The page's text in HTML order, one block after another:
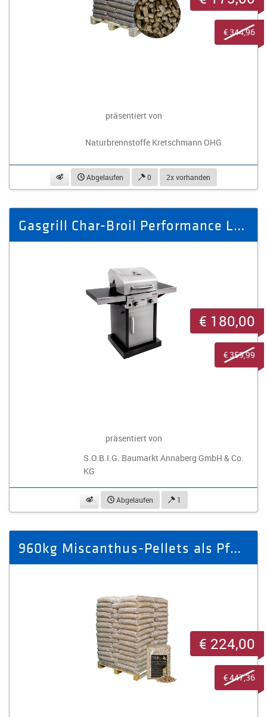
präsentiert von
Naturbrennstoffe Kretschmann OHG
beobachtenAbgelaufen 0 2x vorhanden
€ 344,96
Gasgrill Char-Broil Performance Line 220S
präsentiert von
S.O.B.I.G. Baumarkt Annaberg GmbH & Co.
KG
beobachtenAbgelaufen 1
€ 180,00
€ 359,99
960kg Miscanthus-Pellets als Pferde-Einstreu
€ 224,00
€ 447,36